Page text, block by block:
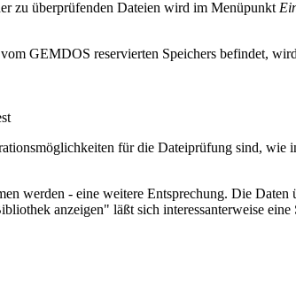
zu überprüfenden Dateien wird im Menüpunkt
GEMDOS reservierten Speichers befindet,
für die Dateiprüfung sind, wie
werden - eine weitere Entsprechung. Die Daten
anzeigen" läßt sich interessanterweise eine